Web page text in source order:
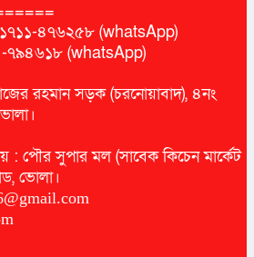
৪৭৬২৫৮ (whatsApp)
৭৯৪৬১৮ (whatsApp)
রহমান সড়ক (চরনোয়াবাদ), ৪নং
: পৌর সুপার মল (সাবেক কিচেন মার্কেট
ভোলা।